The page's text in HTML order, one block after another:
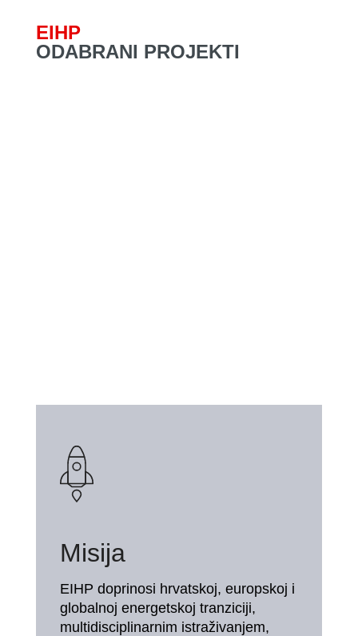
EIHP
ODABRANI PROJEKTI
Misija
EIHP doprinosi hrvatskoj, europskoj i
globalnoj energetskoj tranziciji,
multidisciplinarnim istraživanjem,